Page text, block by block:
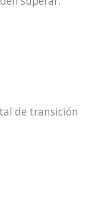
de transición